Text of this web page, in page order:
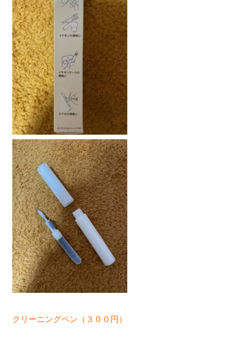
クリーニングペン（３００円）